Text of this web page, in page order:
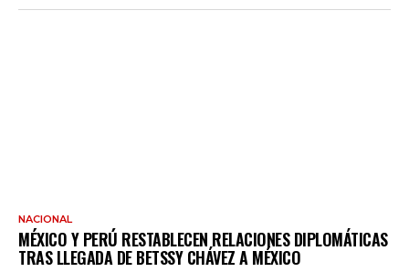
NACIONAL
MÉXICO Y PERÚ RESTABLECEN RELACIONES DIPLOMÁTICAS
TRAS LLEGADA DE BETSSY CHÁVEZ A MÉXICO